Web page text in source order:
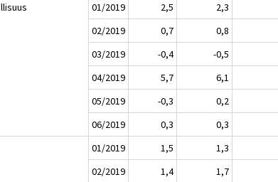
01/2019 2,5 2,3
02/2019
0,7 0,8
03/2019
-0,4 -0,5
04/2019
5,7 6,1
05/2019
-0,3 0,2
06/2019
0,3 0,3
01/2019 1,5 1,3
02/2019
1,4 1,7